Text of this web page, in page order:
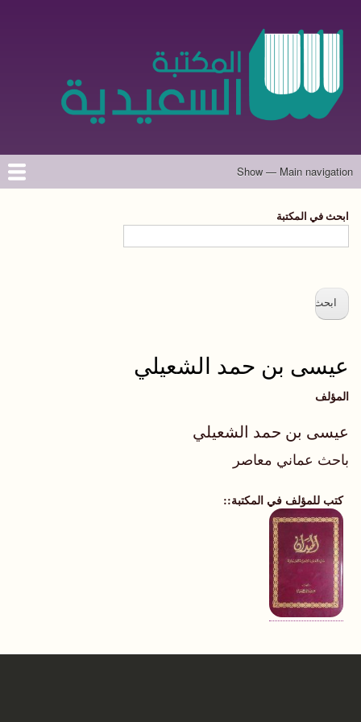
الرئيسي
Main
Show — Main navigation
الرئيسية
المؤلفون
تواصل معنا
حول الموقع
ابحث في المكتبة
عيسى بن حمد الشعيلي
المؤلف
عيسى بن حمد الشعيلي
باحث عماني معاصر
كتب للمؤلف في المكتبة: